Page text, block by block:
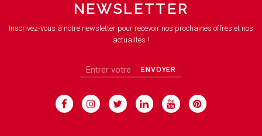
NEWSLETTER
Inscrivez-vous à notre newsletter pour recevoir nos prochaines offres et nos
actualités !
ENVOYER